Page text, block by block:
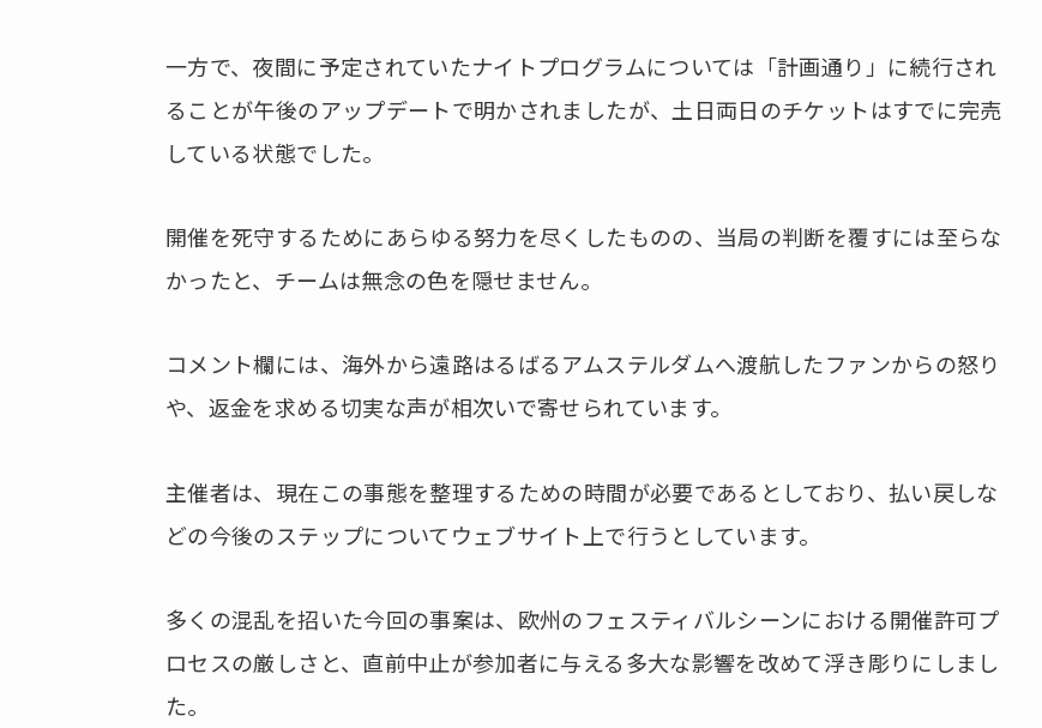
一方で、夜間に予定されていたナイトプログラムについては「計画通り」に続行され
ることが午後のアップデートで明かされましたが、土日両日のチケットはすでに完売
している状態でした。
開催を死守するためにあらゆる努力を尽くしたものの、当局の判断を覆すには至らな
かったと、チームは無念の色を隠せません。
コメント欄には、海外から遠路はるばるアムステルダムへ渡航したファンからの怒り
や、返金を求める切実な声が相次いで寄せられています。
主催者は、現在この事態を整理するための時間が必要であるとしており、払い戻しな
どの今後のステップについてウェブサイト上で行うとしています。
多くの混乱を招いた今回の事案は、欧州のフェスティバルシーンにおける開催許可プ
ロセスの厳しさと、直前中止が参加者に与える多大な影響を改めて浮き彫りにしまし
た。